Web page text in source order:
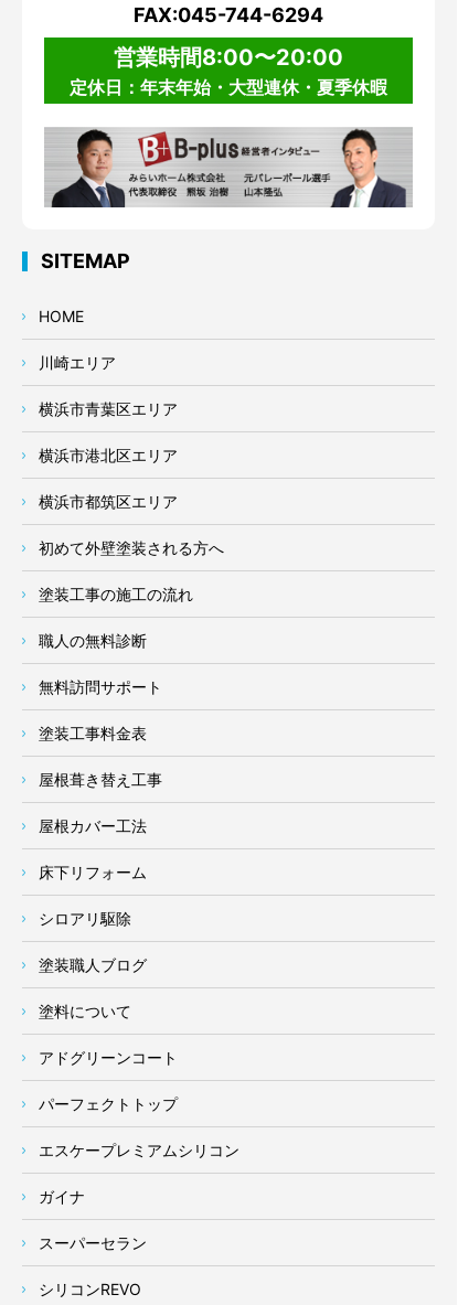
FAX:045-744-6294
営業時間8:00〜20:00
定休日：年末年始・大型連休・夏季休暇
SITEMAP
HOME
川崎エリア
横浜市青葉区エリア
横浜市港北区エリア
横浜市都筑区エリア
初めて外壁塗装される方へ
塗装工事の施工の流れ
職人の無料診断
無料訪問サポート
塗装工事料金表
屋根葺き替え工事
屋根カバー工法
床下リフォーム
シロアリ駆除
塗装職人ブログ
塗料について
アドグリーンコート
パーフェクトトップ
エスケープレミアムシリコン
ガイナ
スーパーセラン
シリコンREVO